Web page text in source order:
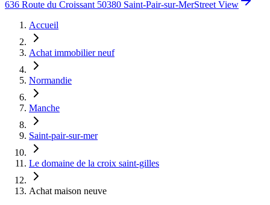
636 Route du Croissant 50380 Saint-Pair-sur-MerStreet View
Accueil
Achat immobilier neuf
Normandie
Manche
Saint-pair-sur-mer
Le domaine de la croix saint-gilles
Achat maison neuve